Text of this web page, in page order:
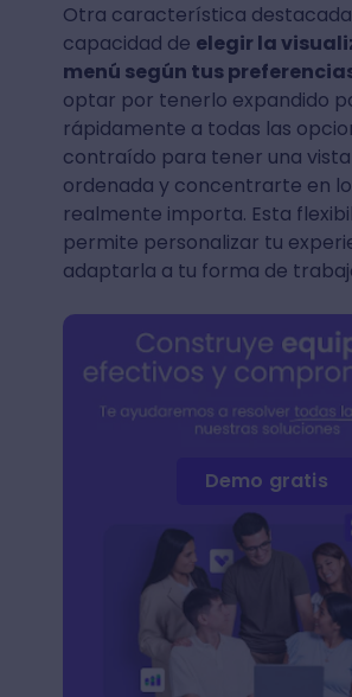
Otra característica destacada
capacidad de elegir la
menú según tus
optar por tenerlo expandido
rápidamente a todas las
contraído para tener una
ordenada y concentrarte en
realmente importa. Esta
permite personalizar tu
adaptarla a tu forma de
Demo gratis